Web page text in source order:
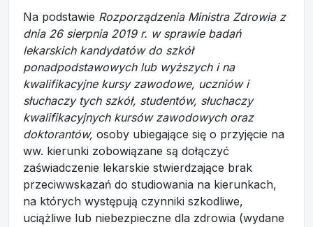
Na podstawie Rozporządzenia Ministra Zdrowia z
dnia 26 sierpnia 2019 r. w sprawie badań
lekarskich kandydatów do szkół
ponadpodstawowych lub wyższych i na
kwalifikacyjne kursy zawodowe, uczniów i
słuchaczy tych szkół, studentów, słuchaczy
kwalifikacyjnych kursów zawodowych oraz
doktorantów, osoby ubiegające się o przyjęcie na
ww. kierunki zobowiązane są dołączyć
zaświadczenie lekarskie stwierdzające brak
przeciwwskazań do studiowania na kierunkach,
na których występują czynniki szkodliwe,
uciążliwe lub niebezpieczne dla zdrowia (wydane